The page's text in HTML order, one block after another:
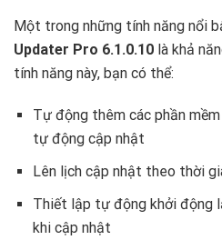
Một trong những tính năng nổi
Updater Pro 6.1.0.10 là khả
tính năng này, bạn có thể:
Tự động thêm các phần
tự động cập nhật
Lên lịch cập nhật theo thời
Thiết lập tự động khởi động
khi cập nhật